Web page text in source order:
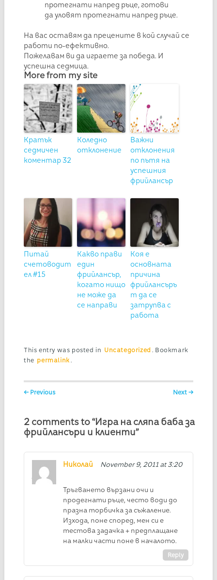
протегнати напред ръце, готови
да уловят протегнати напред ръце.
На вас оставям да прецените в кой случай се
работи по-ефективно.
Пожелавам ви да играете за победа. И
успешна седмица.
More from my site
Кратък
седмичен
коментар 32
Коледно
отклонение
Важни
отклонения
по пътя на
успешния
фрийлансър
Питай
счетоводит
ел #15
Какво прави
един
фрийлансър,
когато нищо
не може да
се направи
Коя е
основната
причина
фрийлансъръ
т да се
затрупва с
работа
This entry was posted in Uncategorized . Bookmark
the permalink .
Post navigation
← Previous Next →
2 comments to “Игра на сляпа баба за
фрийлансъри и клиенти”
Николай
November 9, 2011 at 3:20
pm
Тръгването вързани очи и
продегнати ръце, често води до
празна торбичка за съжаление.
Изхода, поне според, мен си е
тестова задачка + предплащане
на малки части поне в началото.
Reply